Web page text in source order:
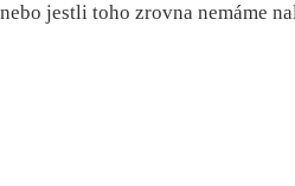
jestli toho zrovna nemáme